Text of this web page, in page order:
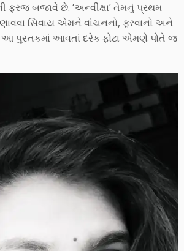
ફરજ બજાવે છે. ‘અન્વીક્ષા’ તેમનું પ્રથમ
સિવાય એમને વાંચનનો, ફરવાનો અને
આ પુસ્તકમાં આવતાં દરેક ફોટા એમણે પોતે જ